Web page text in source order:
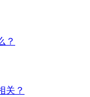
？
关？